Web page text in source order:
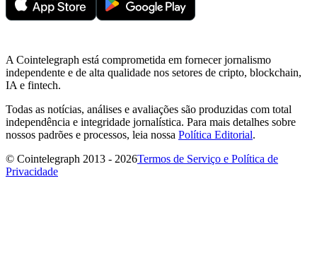
A Cointelegraph está comprometida em fornecer jornalismo
independente e de alta qualidade nos setores de cripto, blockchain,
IA e fintech.
Todas as notícias, análises e avaliações são produzidas com total
independência e integridade jornalística. Para mais detalhes sobre
nossos padrões e processos, leia nossa Política Editorial.
© Cointelegraph 2013 - 2026Termos de Serviço e Política de
Privacidade